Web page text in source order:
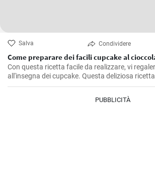
Salva Condividere
Come preparare dei facili cupcake al
Con questa ricetta facile da realizzare, vi
all'insegna dei cupcake. Questa deliziosa
cioccolato contiene tutto ciò che un amante
può desiderare in un cupcake.PUBBLICITÀ